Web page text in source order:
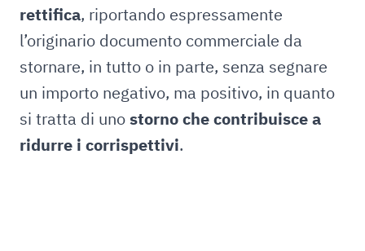
rettifica, riportando espressamente
l’originario documento commerciale da
stornare, in tutto o in parte, senza segnare
un importo negativo, ma positivo, in quanto
si tratta di unostorno che contribuisce a
ridurre i corrispettivi.